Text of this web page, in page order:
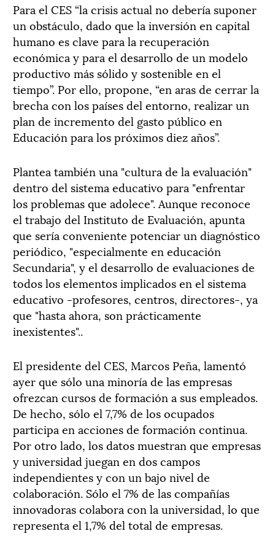
Para el CES “la crisis actual no debería suponer
un obstáculo, dado que la inversión en capital
humano es clave para la recuperación
económica y para el desarrollo de un modelo
productivo más sólido y sostenible en el
tiempo”. Por ello, propone, “en aras de cerrar la
brecha con los países del entorno, realizar un
plan de incremento del gasto público en
Educación para los próximos diez años”.
Plantea también una "cultura de la evaluación"
dentro del sistema educativo para "enfrentar
los problemas que adolece". Aunque reconoce
el trabajo del Instituto de Evaluación, apunta
que sería conveniente potenciar un diagnóstico
periódico, "especialmente en educación
Secundaria", y el desarrollo de evaluaciones de
todos los elementos implicados en el sistema
educativo -profesores, centros, directores-, ya
que "hasta ahora, son prácticamente
inexistentes"..
El presidente del CES, Marcos Peña, lamentó
ayer que sólo una minoría de las empresas
ofrezcan cursos de formación a sus empleados.
De hecho, sólo el 7,7% de los ocupados
participa en acciones de formación continua.
Por otro lado, los datos muestran que empresas
y universidad juegan en dos campos
independientes y con un bajo nivel de
colaboración. Sólo el 7% de las compañías
innovadoras colabora con la universidad, lo que
representa el 1,7% del total de empresas.